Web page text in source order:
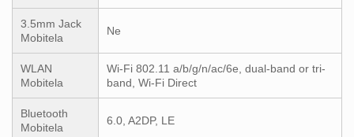
3.5mm Jack
Mobitela
Ne
WLAN
Mobitela
Wi-Fi 802.11 a/b/g/n/ac/6e, dual-band or tri-
band, Wi-Fi Direct
Bluetooth
Mobitela
6.0, A2DP, LE